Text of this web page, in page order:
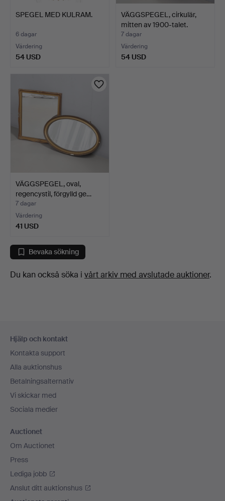
SPEGEL MED KULRAM.
6 dagar
Värdering
54 USD
VÄGGSPEGEL, cirkulär,
mitten av 1900-talet.
7 dagar
Värdering
54 USD
VÄGGSPEGEL, oval,
regencystil, förgylld ge…
7 dagar
Värdering
41 USD
Bevaka sökning
Du kan också söka i vårt arkiv med avslutade auktioner.
Hjälp och kontakt
Kontakta support
Alla auktionshus
Betalningsalternativ
Vi skickar med
Sociala medier
Auctionet
Om Auctionet
Press
Lediga jobb
Anslut ditt auktionshus